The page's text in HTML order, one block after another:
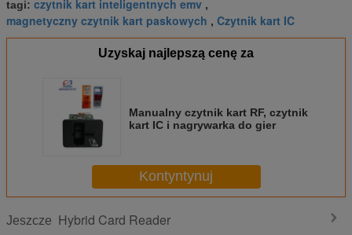
Przechowywanie: -25 ℃ ~ 80 ℃, 0 ~ 95% RH (bez
kondensacji)
tagi: czytnik kart inteligentnych emv ,
magnetyczny czytnik kart paskowych , Czytnik kart IC
Uzyskaj najlepszą cenę za
Manualny czytnik kart RF, czytnik
kart IC i nagrywarka do gier
Kontyntynuj
Jeszcze Hybrid Card Reader